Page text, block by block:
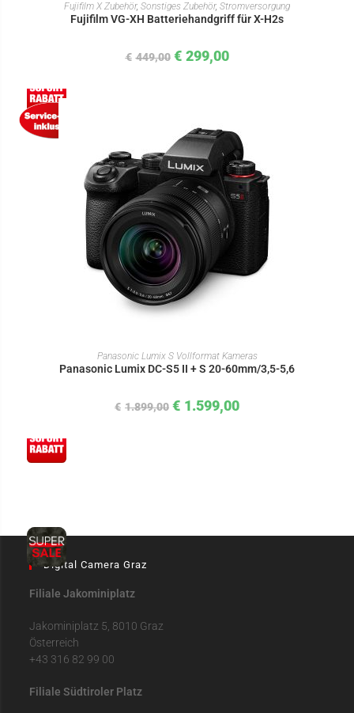
Fujifilm X Zubehör, Sonstiges Zubehör, Stromversorgung
Fujifilm VG-XH Batteriehandgriff für X-H2s
€ 449,00 € 299,00
IN DEN WARENKORB
Panasonic Lumix S Vollformat Kameras
Panasonic Lumix DC-S5 II + S 20-60mm/3,5-5,6
€ 1.899,00 € 1.599,00
Digital Camera Graz
Filiale Jakominiplatz
Jakominiplatz 5, 8010 Graz
Österreich
+43 316 82 99 00
Filiale Südtiroler Platz